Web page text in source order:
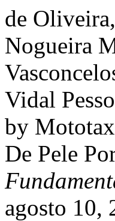
de
Nogueira
Vidal
by
De Pele
agosto 10,